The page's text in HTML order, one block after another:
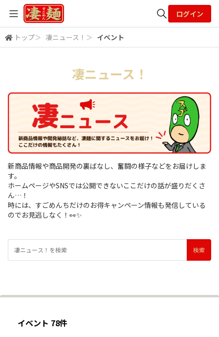
全体検索
ログイン
トップ＞ 凄ニュース！ ＞ イベント
凄ニュース！
新商品情報や商品開発の裏ばなし、奮闘の様子などをお届けしま
す。
ホームページやSNSでは公開できないここだけの話が盛りだくさ
ん…！
時には、すごめんちだけのお得キャンペーン情報も発信している
のでお見逃しなく！👀✨
イベント 78件